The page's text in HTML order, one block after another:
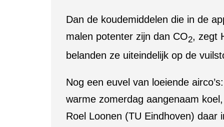
Dan de koudemiddelen die in de
malen potenter zijn dan CO2, zegt
belanden ze uiteindelijk op de
Nog een euvel van loeiende
warme zomerdag aangenaam
Roel Loonen (TU Eindhoven) daar